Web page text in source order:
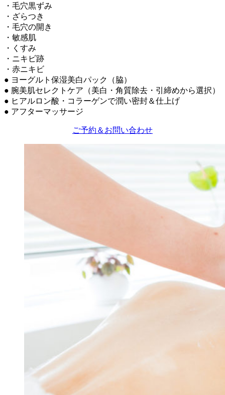
・毛穴黒ずみ
・ざらつき
・毛穴の開き
・敏感肌
・くすみ
・ニキビ跡
・赤ニキビ
● ヨーグルト保湿美白パック（脇）
● 腕美肌セレクトケア（美白・角質除去・引締めから選択）
● ヒアルロン酸・コラーゲンで潤い密封＆仕上げ
● アフターマッサージ
ご予約＆お問い合わせ